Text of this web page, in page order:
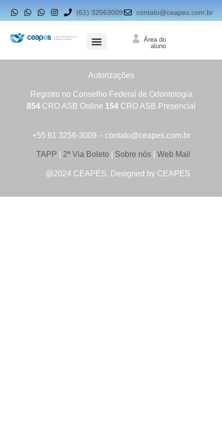
(61) 32563009 contato@ceapes.com.br
Área do
aluno
Autorizações
Registro no Conselho Federal de Odontologia
854CRO ASB Online 154CRO ASB Presencial
+55 61 3256-3009 – contato@ceapes.com.br
TAPP 2ª Via Boleto| Sobre nós| Web Mail
@2024 CEAPES. Designed by CEAPES